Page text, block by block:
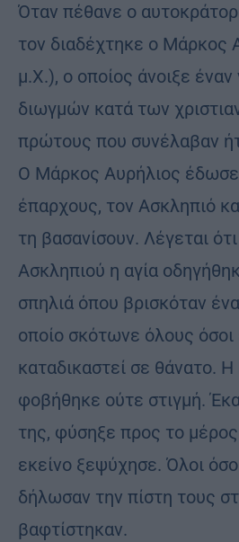
Όταν πέθανε ο
τον διαδέχτηκε ο Μάρκος
μ.Χ.), ο οποίος άνοιξε
διωγμών κατά των
πρώτους που συνέλαβαν
Ο Μάρκος Αυρήλιος
έπαρχους, τον Ασκληπιό
τη βασανίσουν. Λέγεται
Ασκληπιού η αγία
σπηλιά όπου βρισκόταν
οποίο σκότωνε όλους όσοι
καταδικαστεί σε θάνατο.
φοβήθηκε ούτε στιγμή.
της, φύσηξε προς το μέρος
εκείνο ξεψύχησε. Όλοι
δήλωσαν την πίστη τους
βαφτίστηκαν.